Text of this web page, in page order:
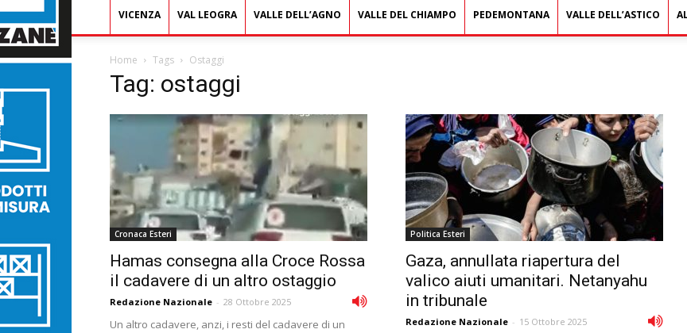
VICENZA VAL LEOGRA VALLE DELL’AGNO VALLE DEL CHIAMPO PEDEMONTANA VALLE DELL’ASTICO
Home Tags Ostaggi
Tag: ostaggi
Cronaca Esteri
Hamas consegna alla Croce Rossa
il cadavere di un altro ostaggio
Redazione Nazionale - 28 Ottobre 2025
Un altro cadavere, anzi, i resti del cadavere di un
Politica Esteri
Gaza, annullata riapertura del
valico aiuti umanitari. Netanyahu
in tribunale
Redazione Nazionale - 15 Ottobre 2025